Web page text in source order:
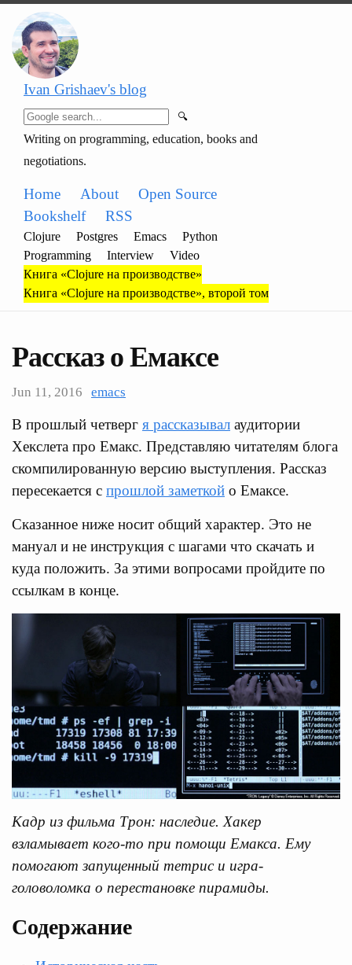
Ivan Grishaev's blog
🔍
Writing on programming, education, books and
negotiations.
Home About
Open Source
Bookshelf
RSS
Clojure Postgres Emacs
Python
Programming
Interview
Video
Книга «Clojure на производстве»
Книга «Clojure на производстве», второй том
Рассказ о Емаксе
Jun 11, 2016 emacs
В прошлый четверг я рассказывал аудитории
Хекслета про Емакс. Представляю читателям блога
скомпилированную версию выступления. Рассказ
пересекается с прошлой заметкой о Емаксе.
Сказанное ниже носит общий характер. Это не
мануал и не инструкция с шагами что скачать и
куда положить. За этими вопросами пройдите по
ссылкам в конце.
Кадр из фильма Трон: наследие. Хакер
взламывает кого-то при помощи Емакса. Ему
помогают запущенный тетрис и игра-
головоломка о перестановке пирамиды.
Содержание